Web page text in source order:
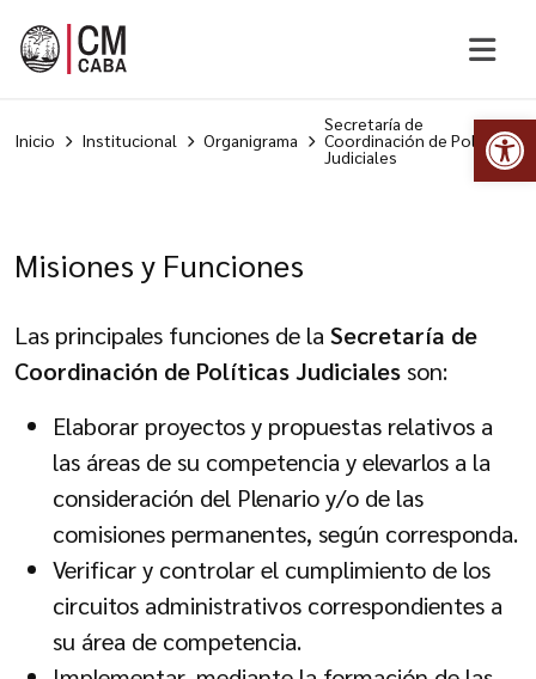
Inicio Institucional Organigrama
Secretaría de
Coordinación de Políticas
Judiciales
Misiones y Funciones
Las principales funciones de la Secretaría de
Coordinación de Políticas Judiciales son:
Elaborar proyectos y propuestas relativos a
las áreas de su competencia y elevarlos a la
consideración del Plenario y/o de las
comisiones permanentes, según corresponda.
Verificar y controlar el cumplimiento de los
circuitos administrativos correspondientes a
su área de competencia.